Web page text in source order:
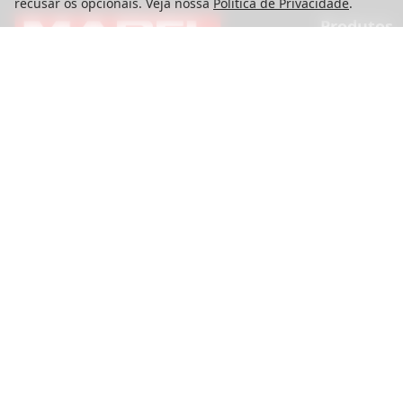
Produtos
de nossos especialistas?